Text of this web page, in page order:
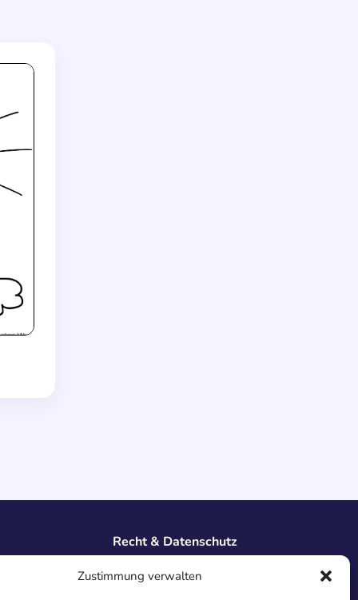
Zustimmung verwalten
Recht & Datenschutz
Datenschutz